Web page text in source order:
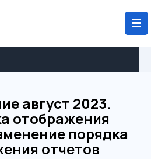
август 2023.
отображения
порядка
отчетов